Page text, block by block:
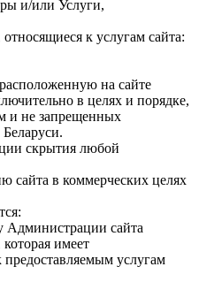
и/или Услуги,
к услугам сайта:
на сайте
в целях и порядке,
и не запрещенных
скрытия любой
сайта в коммерческих целях
Администрации сайта
имеет
услугам